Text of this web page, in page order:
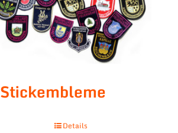
Stickembleme
Details